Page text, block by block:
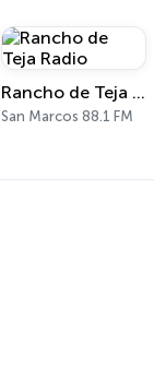
Rancho de Teja Radio
San Marcos 88.1 FM